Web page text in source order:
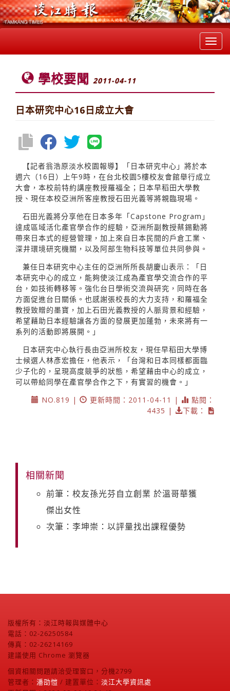
學校要聞 2011-04-11
日本研究中心16日成立大會
【記者翁浩原淡水校園報導】「日本研究中心」將於本
週六（16日）上午9時，在台北校園5樓校友會館舉行成立
大會，本校前特約講座教授羅福全；日本早稻田大學教
授、現任本校亞洲所客座教授石田光義等將親臨現場。
石田光義將分享他在日本多年「Capstone Program」
達成區域活化產官學合作的經驗，亞洲所副教授蔡錫勳將
帶來日本式的經營管理，加上來自日本民間的戶倉工業、
深井環境研究機關，以及阿部生物科技等單位共同參與。
兼任日本研究中心主任的亞洲所所長胡慶山表示：「日
本研究中心的成立，能夠使淡江成為產官學交流合作的平
台，如技術轉移等。強化台日學術交流與研究，同時在各
方面促進台日關係。也感謝張校長的大力支持，和羅福全
教授致贈的墨寶，加上石田光義教授的人脈背景和經驗，
希望藉助日本經驗讓各方面的發展更加蓬勃，未來將有一
系列的活動即將展開。」
日本研究中心執行長由亞洲所校友，現任早稻田大學博
士候選人林彥宏擔任，他表示，「台灣和日本同樣都面臨
少子化的，呈現高度競爭的狀態，希望藉由中心的成立，
可以帶給同學在產官學合作之下，有實習的機會。」
NO.819 |
更新時間：2011-04-11 |
點閱：
4435 |
下載：
相關新聞
前筆：校友孫光芬自立創業 於溫哥華獲
傑出女性
次筆：李坤崇：以評量找出課程優勢
版權所有：淡江時報與媒體中心
電話：02-26250584
傳真：02-26214169
建議使用 Chrome 瀏覽器
個資相關問題請洽受理窗口，分機2799
管理者： 潘劭愷 / 建置單位： 淡江大學資訊處